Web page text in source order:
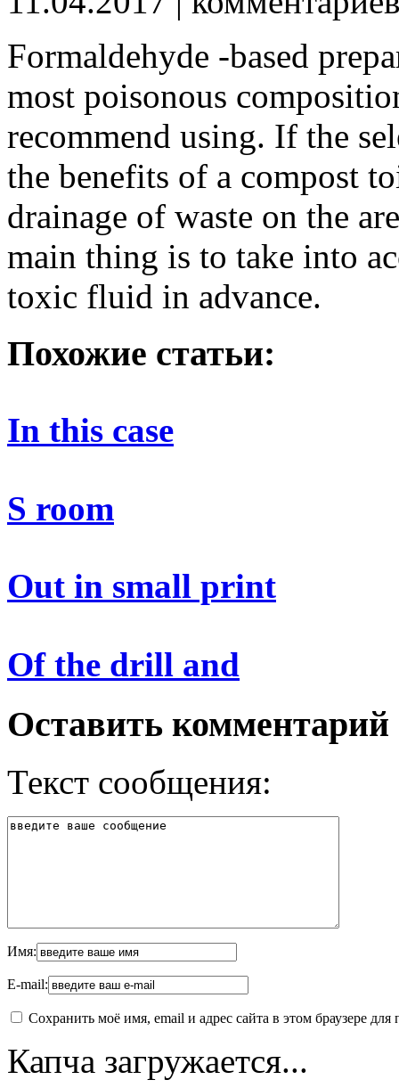
Formaldehyde -based
most poisonous
recommend using. If the
the benefits of a compost
drainage of waste on the
main thing is to take into
toxic fluid in advance.
Похожие статьи:
In this case
S room
Out in small print
Of the drill and
Оставить комментарий
Текст сообщения:
Имя:
E-mail:
Сохранить моё имя, email и адрес сайта в этом браузере
Капча загружается...